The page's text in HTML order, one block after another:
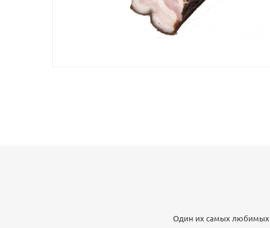
Один их самых любимых